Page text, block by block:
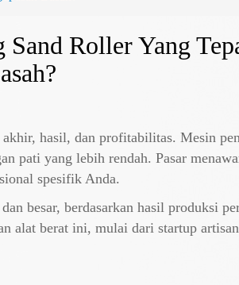
Roller Yang
hasil, dan profitabilitas. Mesin
pati yang lebih rendah. Pasar
spesifik Anda.
besar, berdasarkan hasil produksi
alat berat ini, mulai dari startup